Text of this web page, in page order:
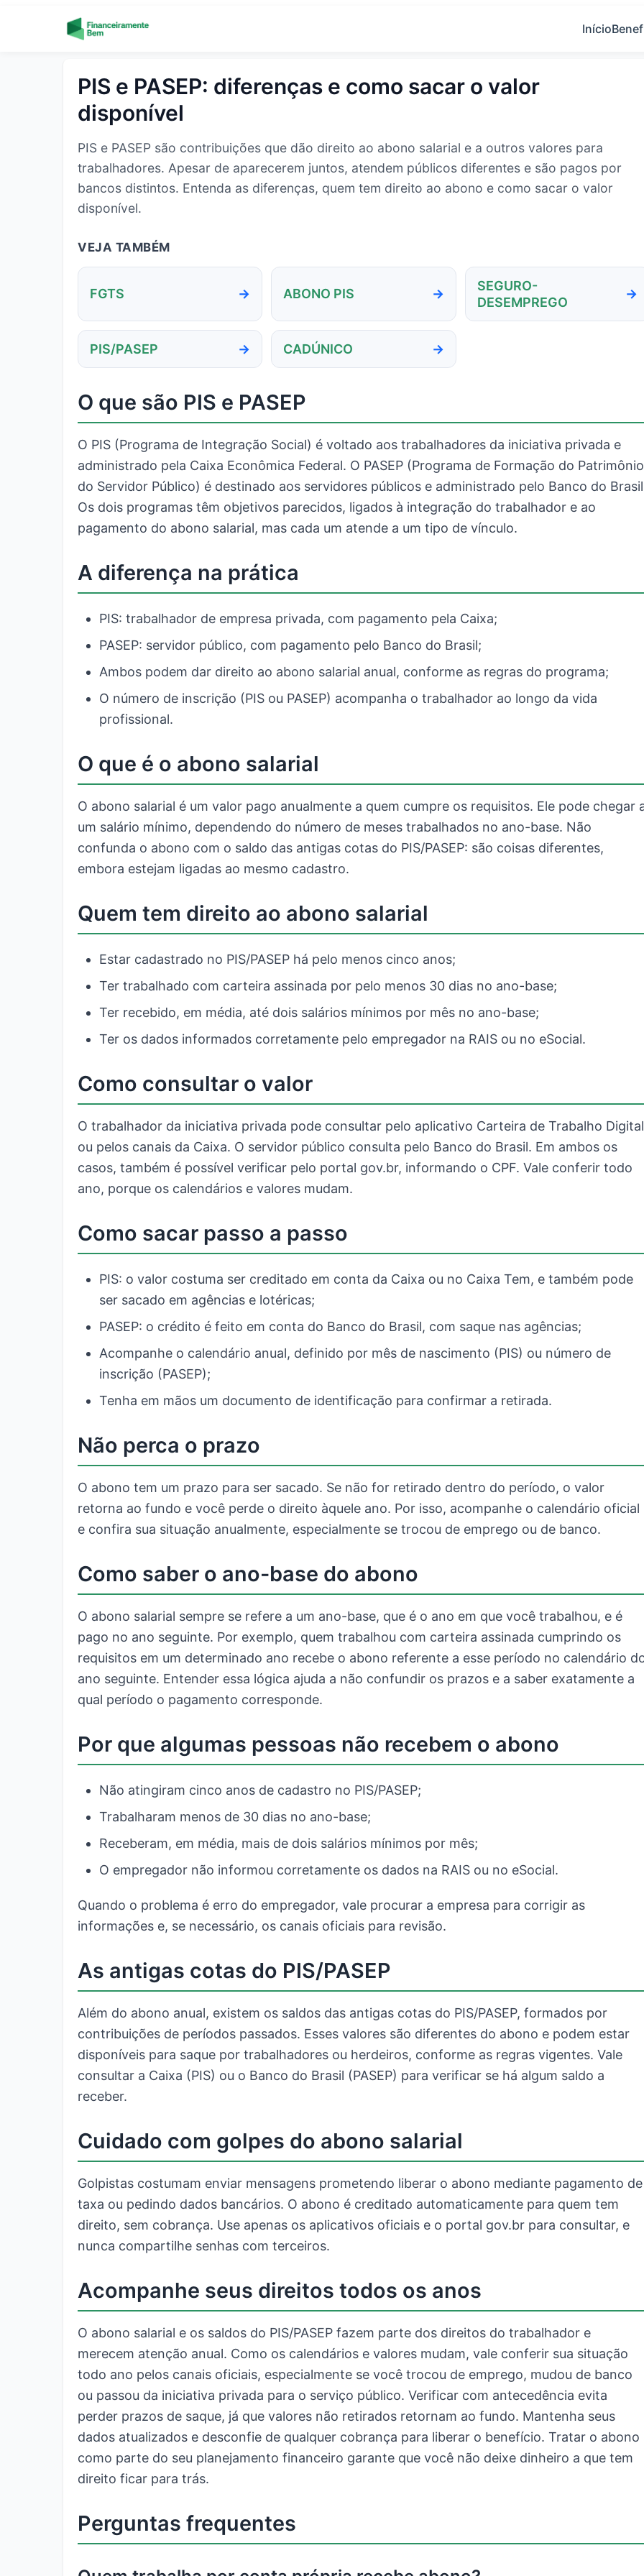
Skip to content
Início
PIS e PASEP: diferenças e como sacar o valor
disponível
PIS e PASEP são contribuições que dão direito ao abono salarial e a outros valores para
trabalhadores. Apesar de aparecerem juntos, atendem públicos diferentes e são pagos por
bancos distintos. Entenda as diferenças, quem tem direito ao abono e como sacar o valor
disponível.
VEJA TAMBÉM
FGTS ABONO PIS
SEGURO-
DESEMPREGO
PIS/PASEP CADÚNICO
O que são PIS e PASEP
O PIS (Programa de Integração Social) é voltado aos trabalhadores da iniciativa privada e
administrado pela Caixa Econômica Federal. O PASEP (Programa de Formação do Patrimônio
do Servidor Público) é destinado aos servidores públicos e administrado pelo Banco do
Os dois programas têm objetivos parecidos, ligados à integração do trabalhador e ao
pagamento do abono salarial, mas cada um atende a um tipo de vínculo.
A diferença na prática
PIS: trabalhador de empresa privada, com pagamento pela Caixa;
PASEP: servidor público, com pagamento pelo Banco do Brasil;
Ambos podem dar direito ao abono salarial anual, conforme as regras do programa;
O número de inscrição (PIS ou PASEP) acompanha o trabalhador ao longo da vida
profissional.
O que é o abono salarial
O abono salarial é um valor pago anualmente a quem cumpre os requisitos. Ele pode chegar
um salário mínimo, dependendo do número de meses trabalhados no ano-base. Não
confunda o abono com o saldo das antigas cotas do PIS/PASEP: são coisas diferentes,
embora estejam ligadas ao mesmo cadastro.
Quem tem direito ao abono salarial
Estar cadastrado no PIS/PASEP há pelo menos cinco anos;
Ter trabalhado com carteira assinada por pelo menos 30 dias no ano-base;
Ter recebido, em média, até dois salários mínimos por mês no ano-base;
Ter os dados informados corretamente pelo empregador na RAIS ou no eSocial.
Como consultar o valor
O trabalhador da iniciativa privada pode consultar pelo aplicativo Carteira de Trabalho Digital
ou pelos canais da Caixa. O servidor público consulta pelo Banco do Brasil. Em ambos os
casos, também é possível verificar pelo portal gov.br, informando o CPF. Vale conferir todo
ano, porque os calendários e valores mudam.
Como sacar passo a passo
PIS: o valor costuma ser creditado em conta da Caixa ou no Caixa Tem, e também pode
ser sacado em agências e lotéricas;
PASEP: o crédito é feito em conta do Banco do Brasil, com saque nas agências;
Acompanhe o calendário anual, definido por mês de nascimento (PIS) ou número de
inscrição (PASEP);
Tenha em mãos um documento de identificação para confirmar a retirada.
Não perca o prazo
O abono tem um prazo para ser sacado. Se não for retirado dentro do período, o valor
retorna ao fundo e você perde o direito àquele ano. Por isso, acompanhe o calendário oficial
e confira sua situação anualmente, especialmente se trocou de emprego ou de banco.
Como saber o ano-base do abono
O abono salarial sempre se refere a um ano-base, que é o ano em que você trabalhou, e é
pago no ano seguinte. Por exemplo, quem trabalhou com carteira assinada cumprindo os
requisitos em um determinado ano recebe o abono referente a esse período no calendário
ano seguinte. Entender essa lógica ajuda a não confundir os prazos e a saber exatamente a
qual período o pagamento corresponde.
Por que algumas pessoas não recebem o abono
Não atingiram cinco anos de cadastro no PIS/PASEP;
Trabalharam menos de 30 dias no ano-base;
Receberam, em média, mais de dois salários mínimos por mês;
O empregador não informou corretamente os dados na RAIS ou no eSocial.
Quando o problema é erro do empregador, vale procurar a empresa para corrigir as
informações e, se necessário, os canais oficiais para revisão.
As antigas cotas do PIS/PASEP
Além do abono anual, existem os saldos das antigas cotas do PIS/PASEP, formados por
contribuições de períodos passados. Esses valores são diferentes do abono e podem estar
disponíveis para saque por trabalhadores ou herdeiros, conforme as regras vigentes. Vale
consultar a Caixa (PIS) ou o Banco do Brasil (PASEP) para verificar se há algum saldo a
receber.
Cuidado com golpes do abono salarial
Golpistas costumam enviar mensagens prometendo liberar o abono mediante pagamento de
taxa ou pedindo dados bancários. O abono é creditado automaticamente para quem tem
direito, sem cobrança. Use apenas os aplicativos oficiais e o portal gov.br para consultar, e
nunca compartilhe senhas com terceiros.
Acompanhe seus direitos todos os anos
O abono salarial e os saldos do PIS/PASEP fazem parte dos direitos do trabalhador e
merecem atenção anual. Como os calendários e valores mudam, vale conferir sua situação
todo ano pelos canais oficiais, especialmente se você trocou de emprego, mudou de banco
ou passou da iniciativa privada para o serviço público. Verificar com antecedência evita
perder prazos de saque, já que valores não retirados retornam ao fundo. Mantenha seus
dados atualizados e desconfie de qualquer cobrança para liberar o benefício. Tratar o abono
como parte do seu planejamento financeiro garante que você não deixe dinheiro a que tem
direito ficar para trás.
Perguntas frequentes